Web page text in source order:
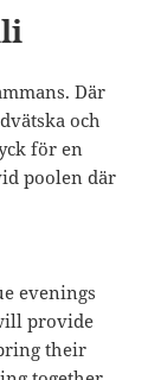
Där
och
för en
poolen där
evenings
provide
their